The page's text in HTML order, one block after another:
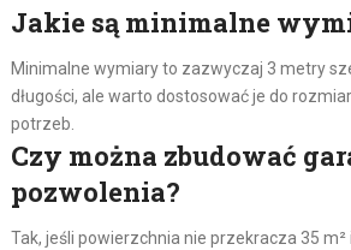
Jakie są minimalne
Minimalne wymiary to zazwyczaj 3 metry
długości, ale warto dostosować je do
potrzeb.
Czy można zbudować
pozwolenia?
Tak, jeśli powierzchnia nie przekracza 35 m²